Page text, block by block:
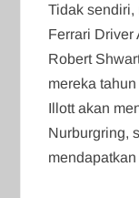
Tidak sendiri,
Ferrari Driver
Robert
mereka
Illott akan
Nurburgring,